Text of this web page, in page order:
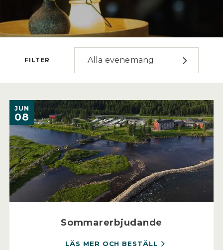
FILTER Alla evenemang
JUN
08
Sommarerbjudande
LÄS MER OCH BESTÄLL